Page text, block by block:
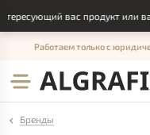
вас продукт или вам
Работаем только с
Бренды